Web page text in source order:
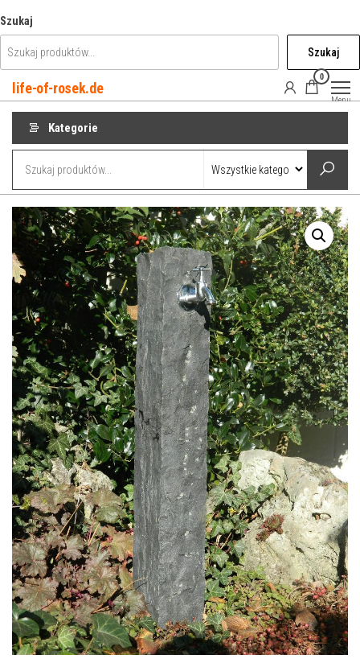
do
treści
Szukaj
Szukaj
life-of-rosek.de
0
Menu
Kategorie